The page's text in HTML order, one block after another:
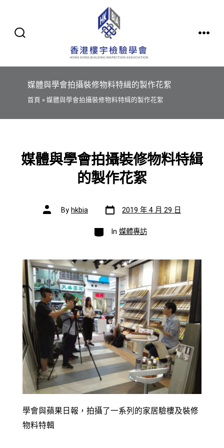
content
媒體與學會拍攝裝修物料特緝的製作花絮
首頁 » 媒體與學會拍攝裝修物料特緝的製作花絮
媒體與學會拍攝裝修物料特緝
的製作花絮
Post
authorByhkbia Post
date
2019 年 4 月 29 日
Categories
In 媒體專訪
學會與蘋果日報，拍攝了一系列的家居驗樓及裝修
物料特輯